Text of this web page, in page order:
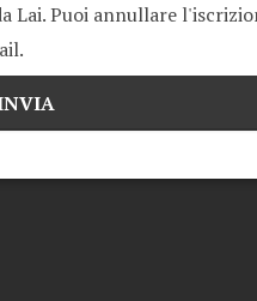
Lai. Puoi annullare